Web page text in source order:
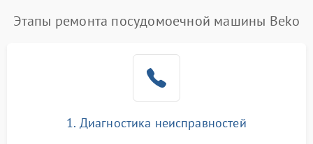
воды
1800 ₽ Подробнее →
Проблемы с
Этапы ремонта посудомоечной машины Beko
1. Диагностика неисправностей